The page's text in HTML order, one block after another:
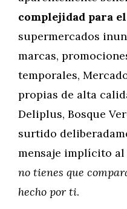
complejidad para
supermercados
marcas,
temporales,
propias de alta
Deliplus, Bosque
surtido
mensaje implícito
no tienes que
hecho por ti.